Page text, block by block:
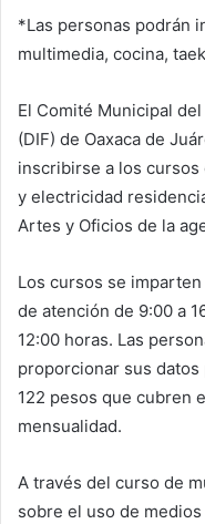
*Las personas podrán
multimedia, cocina,
El Comité Municipal
(DIF) de Oaxaca de
inscribirse a los
y electricidad
Artes y Oficios de la
Los cursos se
de atención de 9:00 a
12:00 horas. Las
proporcionar sus datos
122 pesos que cubren
mensualidad.
A través del curso de
sobre el uso de